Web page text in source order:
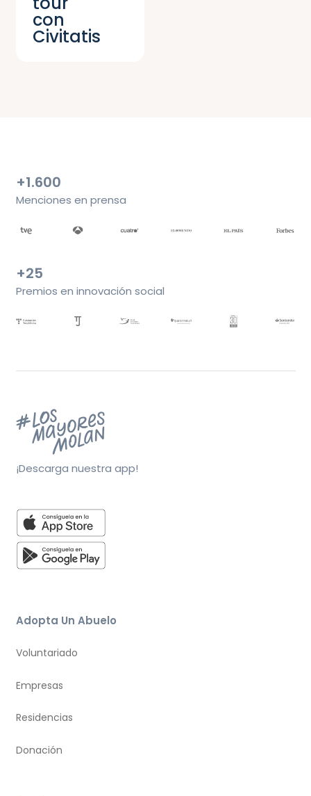
con
Civitatis
+1.600
Menciones en prensa
+25
Premios en innovación social
¡Descarga nuestra app!
Adopta Un Abuelo
Voluntariado
Empresas
Residencias
Donación